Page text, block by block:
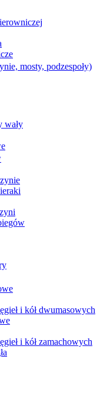
mosty, podzespoły)
wały
i kół dwumasowych
i kół zamachowych